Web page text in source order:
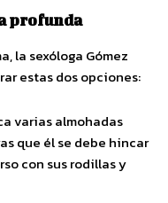
profunda
la sexóloga Gómez
estas dos opciones:
varias almohadas
que él se debe hincar
con sus rodillas y